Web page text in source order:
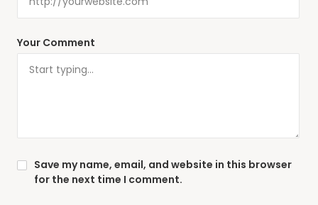
Your Comment
Save my name, email, and website in this browser
for the next time I comment.